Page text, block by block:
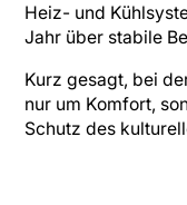
Heiz- und
Jahr über stabile
Kurz gesagt, bei
nur um Komfort,
Schutz des